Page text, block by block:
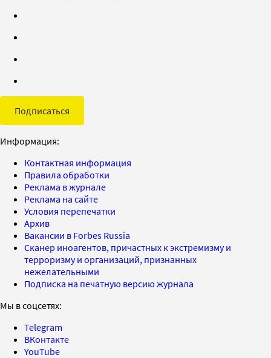
Подписаться
Информация:
Контактная информация
Правила обработки
Реклама в журнале
Реклама на сайте
Условия перепечатки
Архив
Вакансии в Forbes Russia
Сканер иноагентов, причастных к экстремизму и
терроризму и организаций, признанных
нежелательными
Подписка на печатную версию журнала
Мы в соцсетях:
Telegram
ВКонтакте
YouTube